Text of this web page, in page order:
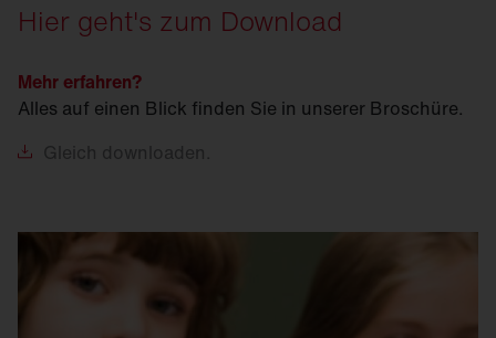
Hier geht's zum Download
Mehr erfahren?
Alles auf einen Blick finden Sie in unserer Broschüre.
Gleich downloaden.